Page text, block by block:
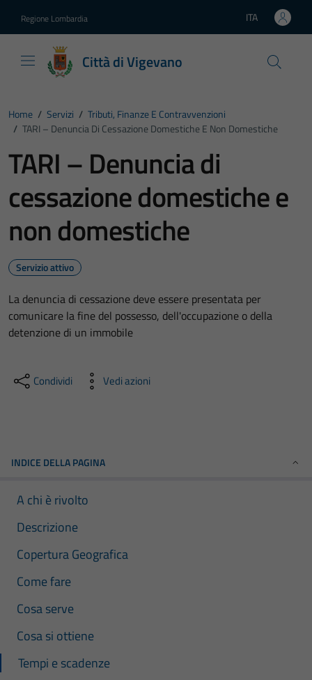
Regione Lombardia Lingua attiva:
ITA
Città di Vigevano
Home / Servizi / Tributi, Finanze E Contravvenzioni
/ TARI – Denuncia Di Cessazione Domestiche E Non Domestiche
TARI – Denuncia di
cessazione domestiche e
non domestiche
Servizio attivo
La denuncia di cessazione deve essere presentata per
comunicare la fine del possesso, dell'occupazione o della
detenzione di un immobile
Condividi Vedi azioni
INDICE DELLA PAGINA
A chi è rivolto
Descrizione
Copertura Geografica
Come fare
Cosa serve
Cosa si ottiene
Tempi e scadenze